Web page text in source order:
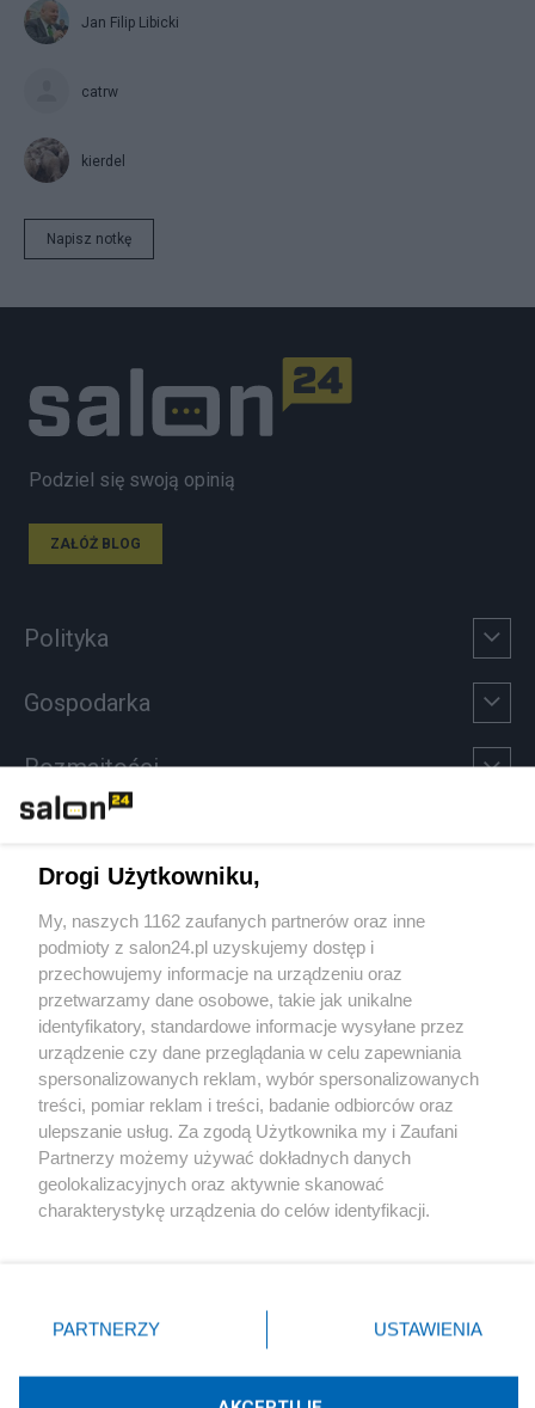
Jan Filip Libicki
catrw
kierdel
Napisz notkę
Podziel się swoją opinią
ZAŁÓŻ BLOG
Polityka
Gospodarka
Rozmaitości
Sport
Społeczeństwo
Kultura
X Facebook Instagram Youtube
Drogi Użytkowniku,
My, naszych 1162 zaufanych partnerów oraz inne
podmioty z salon24.pl uzyskujemy dostęp i
przechowujemy informacje na urządzeniu oraz
przetwarzamy dane osobowe, takie jak unikalne
identyfikatory, standardowe informacje wysyłane przez
urządzenie czy dane przeglądania w celu zapewniania
spersonalizowanych reklam, wybór spersonalizowanych
treści, pomiar reklam i treści, badanie odbiorców oraz
ulepszanie usług. Za zgodą Użytkownika my i Zaufani
Partnerzy możemy używać dokładnych danych
geolokalizacyjnych oraz aktywnie skanować
charakterystykę urządzenia do celów identyfikacji.
zmienić/wycofać klikając przycisk ustawień prywatności
znajdujący się w lewym dolnym rogu strony
rodzaje przetwarzania danych nie wymagają zgody
użytkownika, ale masz prawo sprzeciwić się takiemu
PARTNERZY USTAWIENIA